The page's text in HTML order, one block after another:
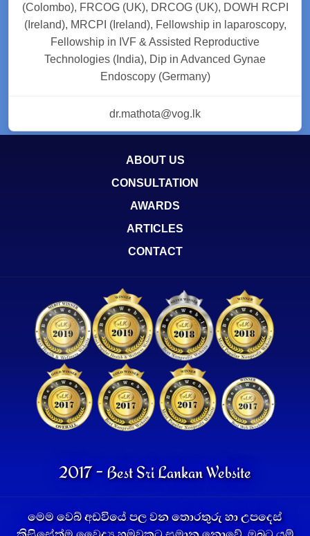
(Colombo), FRCOG (UK), DRCOG (UK), DOWH RCPI
(Ireland), MRCPI (Ireland), Fellowship in laparoscopy,
Fellowship in IVF & Assisted Reproductive
Technologies (India), Dip in Advanced Gynae
Endoscopy (Germany)
dr.mathota@vog.lk
ABOUT US
CONSULTATION
AWARDS
ARTICLES
CONTACT
2017 - Best Sri Lankan Website
මෙම වෙබ් අඩවියේ පල වන තොරතුරු හා උපදෙස්